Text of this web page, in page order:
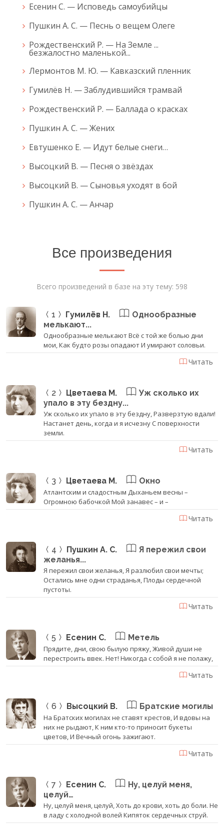
Есенин С. — Исповедь самоубийцы
Пушкин А. С. — Песнь о вещем Олеге
Рождественский Р. — На Земле ...
безжалостно маленькой...
Лермонтов М. Ю. — Кавказский пленник
Гумилёв Н. — Заблудившийся трамвай
Рождественский Р. — Баллада о красках
Пушкин А. С. — Жених
Евтушенко Е. — Идут белые снеги…
Высоцкий В. — Песня о звёздах
Высоцкий В. — Сыновья уходят в бой
Пушкин А. С. — Анчар
Все произведения
Всего произведений в базе на эту тему: 598
1 Гумилёв Н.
Однообразные
мелькают...
Однообразные мелькают Всё с той же болью дни
мои, Как будто розы опадают И умирают соловьи.
Читать
2 Цветаева М.
Уж сколько их
упало в эту бездну...
Уж сколько их упало в эту бездну, Разверзтую вдали!
Настанет день, когда и я исчезну С поверхности
земли.
Читать
3 Цветаева М. Окно
Атлантским и сладостным Дыханьем весны –
Огромною бабочкой Мой занавес – и –
Читать
4 Пушкин А. С.
Я пережил свои
желанья...
Я пережил свои желанья, Я разлюбил свои мечты;
Остались мне одни страданья, Плоды сердечной
пустоты.
Читать
5 Есенин С. Метель
Прядите, дни, свою былую пряжу, Живой души не
перестроить ввек. Нет! Никогда с собой я не полажу,
Читать
6 Высоцкий В. Братские могилы
На Братских могилах не ставят крестов, И вдовы на
них не рыдают, К ним кто-то приносит букеты
цветов, И Вечный огонь зажигают.
Читать
7 Есенин С.
Ну, целуй меня,
целуй…
Ну, целуй меня, целуй, Хоть до крови, хоть до боли. Не
в ладу с холодной волей Кипяток сердечных струй.